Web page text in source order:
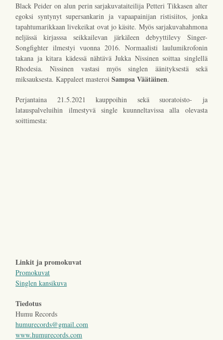
Black Peider on alun perin sarjakuvataiteilija Petteri Tikkasen alter
egoksi syntynyt supersankarin ja vapaapainijan ristisiitos, jonka
tapahtumarikkaan livekeikat ovat jo käsite. Myös sarjakuvahahmona
neljässä kirjasssa seikkailevan järkäleen debyyttilevy Singer-
Songfighter ilmestyi vuonna 2016. Normaalisti laulumikrofonin
takana ja kitara kädessä nähtävä Jukka Nissinen soittaa singlellä
Rhodesia. Nissinen vastasi myös singlen äänityksestä sekä
miksauksesta. Kappaleet masteroiSampsa Väätäinen.
Perjantaina 21.5.2021 kauppoihin sekä suoratoisto- ja
latauspalveluihin ilmestyvä single kuunneltavissa alla olevasta
soittimesta:
Linkit ja promokuvat
Promokuvat
Singlen kansikuva
Tiedotus
Humu Records
humurecords@gmail.com
www.humurecords.com